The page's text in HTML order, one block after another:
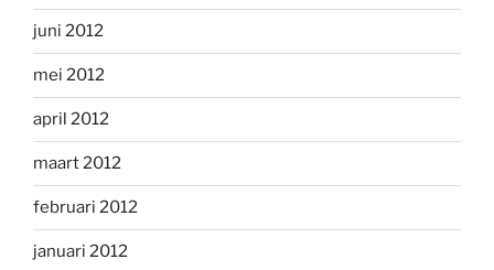
juni 2012
mei 2012
april 2012
maart 2012
februari 2012
januari 2012